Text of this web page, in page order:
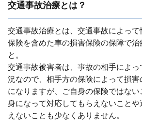
交通事故治療とは？
交通事故治療とは、交通事故によっ
保険を含めた⾞の損害保険の保障で治
と。
交通事故被害者は、事故の相⼿によ
況なので、相⼿⽅の保険によって損害
になりますが、ご⾃⾝の保険ではな
⾝になって対応してもらえないことや
えないことも少なくありません。